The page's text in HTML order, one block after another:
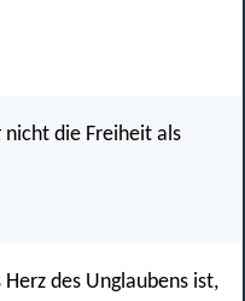
nicht die Freiheit als
des Unglaubens ist,